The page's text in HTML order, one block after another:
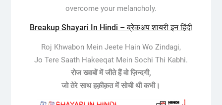
overcome your melancholy.
Breakup Shayari In Hindi – ब्रेकअप शायरी इन हिंदी
Roj Khwabon Mein Jeete Hain Wo Zindagi,
Jo Tere Saath Hakeeqat Mein Sochi Thi Kabhi.
रोज ख्वाबों में जीते हैं वो ज़िन्दगी,
जो तेरे साथ हक़ीक़त में सोची थी कभी।